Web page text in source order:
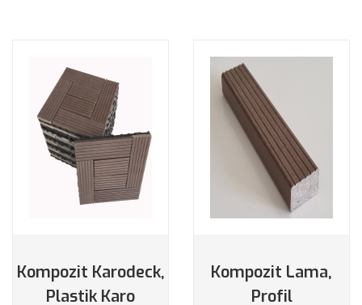
Kompozit Karodeck,
Plastik Karo
Kompozit Lama,
Profil